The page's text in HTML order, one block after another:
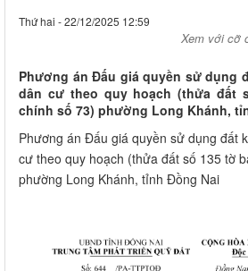
Thứ hai - 22/12/2025 12:59
Xem với cỡ
Phương án Đấu giá quyền sử dụng
dân cư theo quy hoạch (thửa đất
chính số 73) phường Long Khánh,
Phương án Đấu giá quyền sử dụng đất
cư theo quy hoạch (thửa đất số 135 tờ
phường Long Khánh, tỉnh Đồng Nai